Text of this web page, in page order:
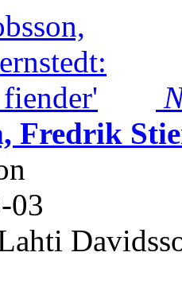
Fredrik
03